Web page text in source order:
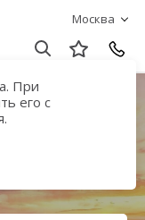
Москва
При
его с